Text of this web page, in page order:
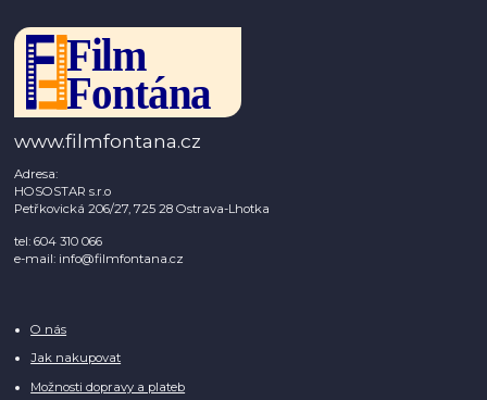
www.filmfontana.cz
Adresa:
HOSOSTAR s.r.o
Petřkovická 206/27, 725 28 Ostrava-Lhotka
tel: 604 310 066
e-mail: info@filmfontana.cz
O nás
Jak nakupovat
Možnosti dopravy a plateb